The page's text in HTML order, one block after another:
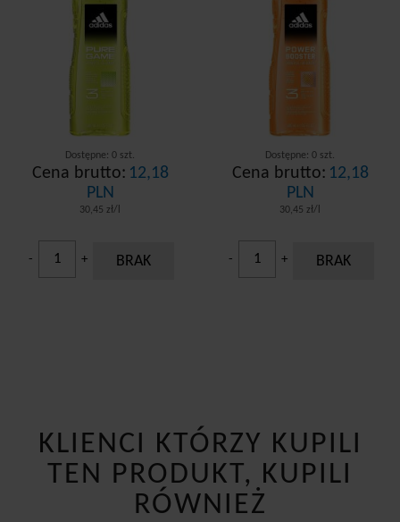
Dostępne: 0 szt.
Cena brutto: 12,18
PLN
30,45 zł/l
- + BRAK
Dostępne: 0 szt.
Cena brutto: 12,18
PLN
30,45 zł/l
- + BRAK
KLIENCI KTÓRZY KUPILI
TEN PRODUKT, KUPILI
RÓWNIEŻ